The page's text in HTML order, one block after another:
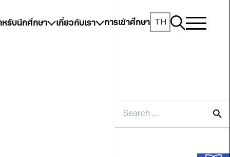
หรับนักศึกษา เกี่ยวกับเรา การเข้าศึกษา TH